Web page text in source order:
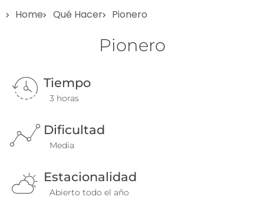
PIONERO
Home Qué Hacer Pionero
Pionero
Tiempo
3 horas
Dificultad
Media
Estacionalidad
Abierto todo el año